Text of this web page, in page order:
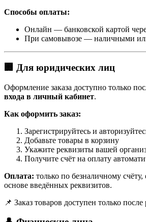
Способы оплаты:
Онлайн — банковской картой
При самовывозе — наличными
🏢 Для юридических лиц
Оформление заказа доступно только
входа в личный кабинет.
Как оформить заказ:
Зарегистрируйтесь и
Добавьте товары в корзину
Укажите реквизиты вашей
Получите счёт на оплату
Оплата: только по безналичному
основе введённых реквизитов.
📌 Заказ товаров доступен только